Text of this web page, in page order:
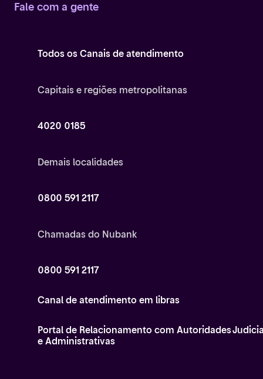
Fale com a gente
Todos os Canais de atendimento
Capitais e regiões metropolitanas
4020 0185
Demais localidades
0800 591 2117
Chamadas do Nubank
0800 591 2117
Canal de atendimento em libras
Portal de Relacionamento com Autoridades
e Administrativas